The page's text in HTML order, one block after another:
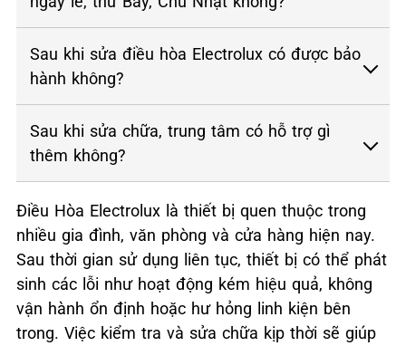
Sau khi sửa điều hòa Electrolux có được bảo
hành không?
Sau khi sửa chữa, trung tâm có hỗ trợ gì
thêm không?
Điều Hòa Electrolux là thiết bị quen thuộc trong
nhiều gia đình, văn phòng và cửa hàng hiện nay.
Sau thời gian sử dụng liên tục, thiết bị có thể phát
sinh các lỗi như hoạt động kém hiệu quả, không
vận hành ổn định hoặc hư hỏng linh kiện bên
trong. Việc kiểm tra và sửa chữa kịp thời sẽ giúp